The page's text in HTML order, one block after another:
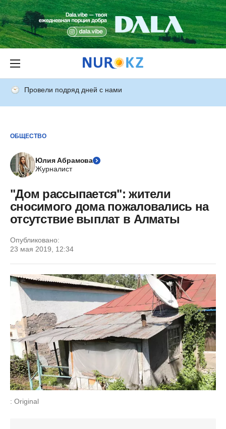
Провели подряд дней с нами
ОБЩЕСТВО
Юлия Абрамова
Журналист
"Дом рассыпается": жители
сносимого дома пожаловались на
отсутствие выплат в Алматы
Опубликовано:
23 мая 2019, 12:34
: Original